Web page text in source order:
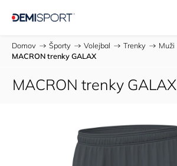
Domov / Športy / Volejbal / Trenky / Muži
MACRON trenky GALAX
MACRON trenky GALAX